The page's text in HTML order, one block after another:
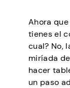
Ahora
tienes el
cual? No,
miríada
hacer
un paso